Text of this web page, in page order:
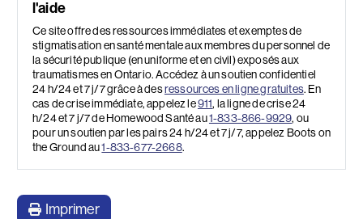
l'aide
Ce site offre des ressources immédiates et exemptes de
stigmatisation en santé mentale aux membres du personnel de
la sécurité publique (en uniforme et en civil) exposés aux
traumatismes en Ontario. Accédez à un soutien confidentiel
24 h/24 et 7 j/7 grâce à desressources en ligne gratuites. En
cas de crise immédiate, appelez le911, la ligne de crise 24
h/24 et 7 j/7 de Homewood Santé au1-833-866-9929, ou
pour un soutien par les pairs 24 h/24 et 7 j/7, appelez Boots on
the Ground au1-833-677-2668.
Imprimer